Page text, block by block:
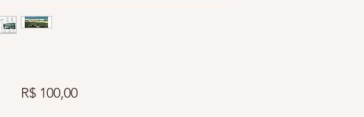
R$ 100,00Preço